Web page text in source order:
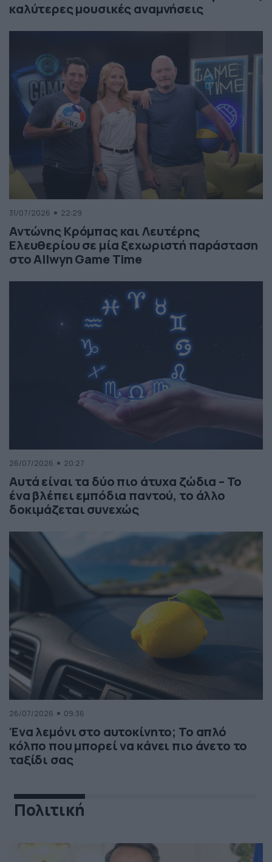
καλύτερες μουσικές αναμνήσεις
31/07/2026 22:29
Αντώνης Κρόμπας και Λευτέρης
Ελευθερίου σε μία ξεχωριστή παράσταση
στο Allwyn Game Time
26/07/2026 20:27
Αυτά είναι τα δύο πιο άτυχα ζώδια – Το
ένα βλέπει εμπόδια παντού, το άλλο
δοκιμάζεται συνεχώς
26/07/2026 09:36
Ένα λεμόνι στο αυτοκίνητο; Το απλό
κόλπο που μπορεί να κάνει πιο άνετο το
ταξίδι σας
Πολιτική